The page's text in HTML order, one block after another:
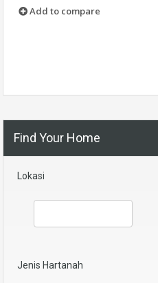
Add to compare
Find Your Home
Lokasi
Jenis Hartanah